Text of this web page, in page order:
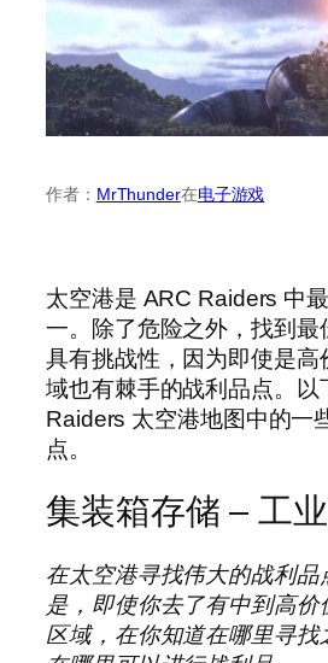
作者： MrThunder在电子游戏
太空港是 ARC Raiders 中
一。除了危险之外，找到最
具有挑战性，因为即使是高
域也有棘手的战利品点。以
Raiders 太空港地图中的一
点。
集装箱存储 – 工
在太空港寻找伟大的战利品
是，即使你去了有中到高
区域，在你知道在哪里寻找